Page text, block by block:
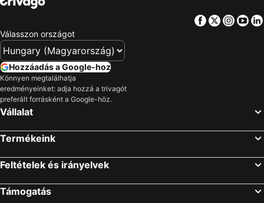
Facebook
Twitter
Válasszon országot
Hozzáadás a Google-hoz
Könnyen megtalálhatja
eredményeinket: adja hozzá a trivagót
preferált forrásként a Google-höz.
Vállalat
Termékeink
Feltételek és irányelvek
Támogatás